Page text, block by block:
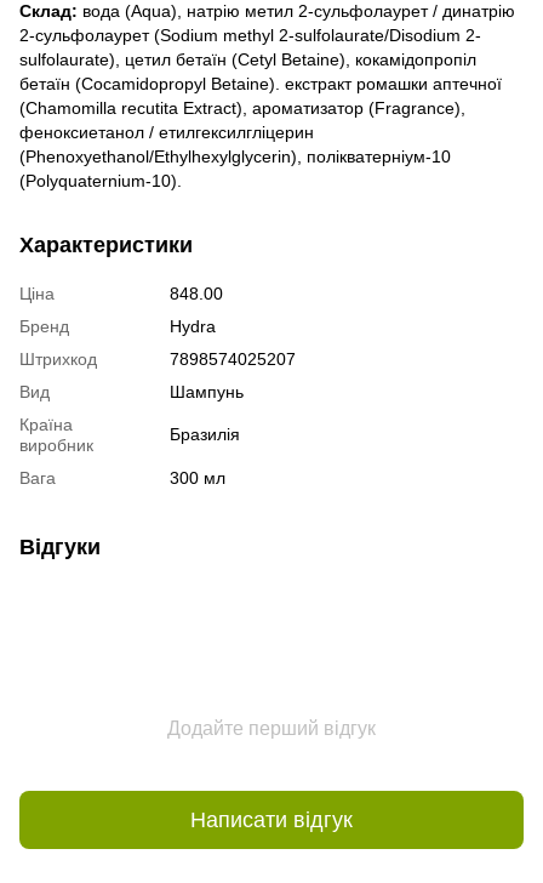
Склад: вода (Aqua), натрію метил 2-сульфолаурет / динатрію
2-сульфолаурет (Sodium methyl 2-sulfolaurate/Disodium 2-
sulfolaurate), цетил бетаїн (Cetyl Betaine), кокамідопропіл
бетаїн (Cocamidopropyl Betaine). екстракт ромашки аптечної
(Chamomilla recutita Extract), ароматизатор (Fragrance),
феноксиетанол / етилгексилгліцерин
(Phenoxyethanol/Ethylhexylglycerin), полікватерніум-10
(Polyquaternium-10).
Характеристики
Ціна
848.00
Бренд
Hydra
Штрихкод
7898574025207
Вид
Шампунь
Країна
виробник
Бразилія
Вага 300 мл
Відгуки
Додайте перший відгук
Написати відгук